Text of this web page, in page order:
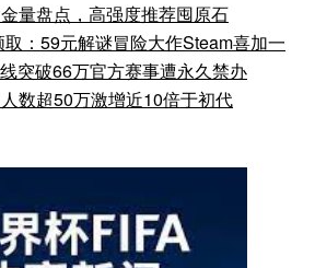
量盘点，高强度推荐囤原石
：59元解谜冒险大作Steam喜加一
突破66万官方赛事遭永久禁办
数超50万激增近10倍于初代